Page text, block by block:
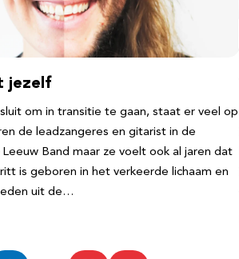
jezelf
om in transitie te gaan, staat er veel op
de leadzangeres en gitarist in de
Band maar ze voelt ook al jaren dat
is geboren in het verkeerde lichaam en
uit de…